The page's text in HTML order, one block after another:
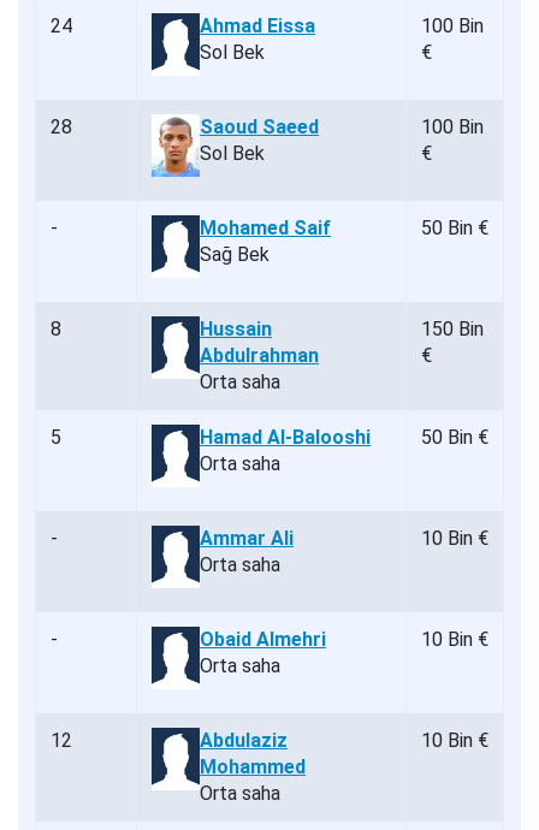
24
Ahmad Eissa
Sol Bek
100 Bin
€
28
Saoud Saeed
Sol Bek
100 Bin
€
-
Mohamed Saif
Sağ Bek
50 Bin €
8
Hussain
Abdulrahman
Orta saha
150 Bin
€
5
Hamad Al-Balooshi
Orta saha
50 Bin €
-
Ammar Ali
Orta saha
10 Bin €
-
Obaid Almehri
Orta saha
10 Bin €
12
Abdulaziz
Mohammed
Orta saha
10 Bin €